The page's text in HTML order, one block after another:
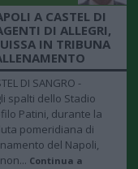
A CASTEL DI
DI ALLEGRI,
IN TRIBUNA
DI SANGRO -
spalti dello Stadio
Patini, durante la
pomeridiana di
del Napoli,
Continua a